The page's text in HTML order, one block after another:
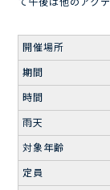
開催場所
期間
時間
雨天
対象年齢
定員